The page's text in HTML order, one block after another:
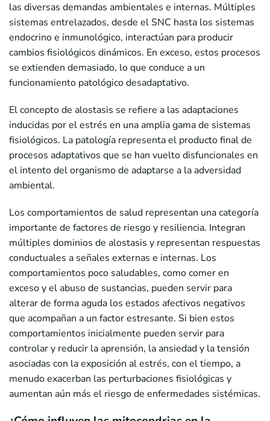
las diversas demandas ambientales e internas. Múltiples
sistemas entrelazados, desde el SNC hasta los sistemas
endocrino e inmunológico, interactúan para producir
cambios fisiológicos dinámicos. En exceso, estos procesos
se extienden demasiado, lo que conduce a un
funcionamiento patológico desadaptativo.
El concepto de alostasis se refiere a las adaptaciones
inducidas por el estrés en una amplia gama de sistemas
fisiológicos. La patología representa el producto final de
procesos adaptativos que se han vuelto disfuncionales en
el intento del organismo de adaptarse a la adversidad
ambiental.
Los comportamientos de salud representan una categoría
importante de factores de riesgo y resiliencia. Integran
múltiples dominios de alostasis y representan respuestas
conductuales a señales externas e internas. Los
comportamientos poco saludables, como comer en
exceso y el abuso de sustancias, pueden servir para
alterar de forma aguda los estados afectivos negativos
que acompañan a un factor estresante. Si bien estos
comportamientos inicialmente pueden servir para
controlar y reducir la aprensión, la ansiedad y la tensión
asociadas con la exposición al estrés, con el tiempo, a
menudo exacerban las perturbaciones fisiológicas y
aumentan aún más el riesgo de enfermedades sistémicas.